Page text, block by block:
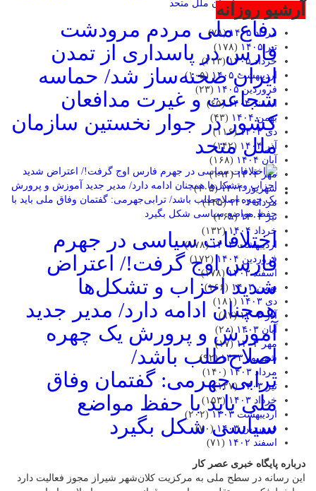
دفاع ملی مردم مرودشت
فارس در پاسداری از تمدن
ایران صحنه‌ساز شد/ حماسه
شجاعت و غیرت مدافعان
کشور در جوار نخستین سازمان
ملل متحد
اختلافات سیاسی در جهرم
فارس اوج گرفت!/ اعتراض
شدید احزاب و تشکل‌ها
همچنان ادامه دارد/ مدیر جدید
آموزش و پرورش یک چهره
اصلاح‌طلب باشد/
ترابی‌جهرمی: گفتمان وفاق
ملی باید با حفظ مواضع
سیاسی شکل بگیرد
آرشیو روزانه
مرداد ۱۴۰۵
(۷۸)
تیر ۱۴۰۵
(۱۷۸)
خرداد ۱۴۰۵
(۲۱۳)
اردیبهشت ۱۴۰۵
(۱۰۵)
فروردین ۱۴۰۵
(۲۳)
اسفند ۱۴۰۴
(۶۵)
بهمن ۱۴۰۴
(۴۳)
دی ۱۴۰۴
(۱۱۶)
آذر ۱۴۰۴
(۱۴۲)
آبان ۱۴۰۴
(۱۶۸)
مهر ۱۴۰۴
(۱۹۴)
شهریور ۱۴۰۴
(۱۰۵)
مرداد ۱۴۰۴
(۱۴۵)
تیر ۱۴۰۴
(۲۶۸)
خرداد ۱۴۰۴
(۱۳۲)
اردیبهشت ۱۴۰۴
(۱۷۸)
فروردین ۱۴۰۴
(۱۷۲)
اسفند ۱۴۰۳
(۱۷۸)
بهمن ۱۴۰۳
(۱۶۶)
دی ۱۴۰۳
(۱۸۱)
آذر ۱۴۰۳
(۸۷)
آبان ۱۴۰۳
(۲۰)
مهر ۱۴۰۳
(۱۷)
شهریور ۱۴۰۳
(۹۲)
مرداد ۱۴۰۳
(۱۴۰)
تیر ۱۴۰۳
(۱۲۷)
خرداد ۱۴۰۳
(۱۵۳)
اردیبهشت ۱۴۰۳
(۲۰۲)
فروردین ۱۴۰۳
(۷۰)
اسفند ۱۴۰۲
(۷۱)
درباره پایگاه خبری عصر کار
این رسانه در سطح ملی به مرکزیت کلان‌شهر شیراز مجوز فعالیت دارد